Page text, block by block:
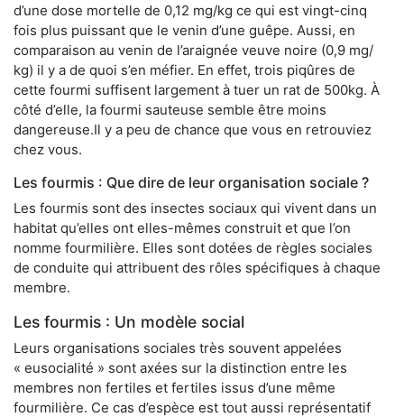
d’une dose mortelle de 0,12 mg/kg ce qui est vingt-cinq
fois plus puissant que le venin d’une guêpe. Aussi, en
comparaison au venin de l’araignée veuve noire (0,9 mg/
kg) il y a de quoi s’en méfier. En effet, trois piqûres de
cette fourmi suffisent largement à tuer un rat de 500kg. À
côté d’elle, la fourmi sauteuse semble être moins
dangereuse.Il y a peu de chance que vous en retrouviez
chez vous.
Les fourmis : Que dire de leur organisation sociale ?
Les fourmis sont des insectes sociaux qui vivent dans un
habitat qu’elles ont elles-mêmes construit et que l’on
nomme fourmilière. Elles sont dotées de règles sociales
de conduite qui attribuent des rôles spécifiques à chaque
membre.
Les fourmis : Un modèle social
Leurs organisations sociales très souvent appelées
« eusocialité » sont axées sur la distinction entre les
membres non fertiles et fertiles issus d’une même
fourmilière. Ce cas d’espèce est tout aussi représentatif